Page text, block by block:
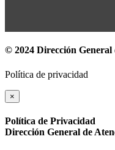
© 2024 Dirección
Política de privacidad
×
Política de Privacidad
Dirección General de